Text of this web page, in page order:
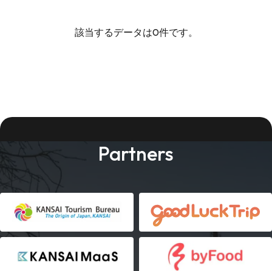
該当するデータは0件です。
Partners